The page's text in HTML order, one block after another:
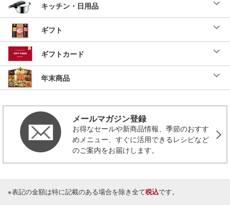
キッチン・日用品
ギフト
ギフトカード
年末商品
メールマガジン登録
お得なセールや新商品情報、季節のおすす
めメニュー、すぐに活用できるレシピなど
のご案内をお届けします。
※表記の金額は特に記載のある場合を除き全て税込です。